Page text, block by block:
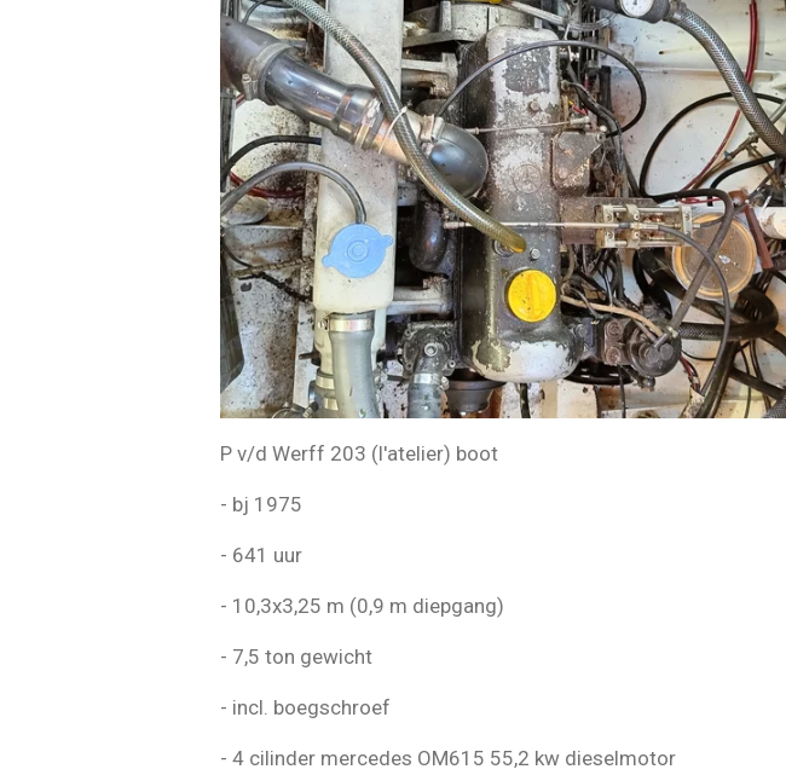
P v/d Werff 203 (l'atelier) boot
- bj 1975
- 641 uur
- 10,3x3,25 m (0,9 m diepgang)
- 7,5 ton gewicht
- incl. boegschroef
- 4 cilinder mercedes OM615 55,2 kw dieselmotor